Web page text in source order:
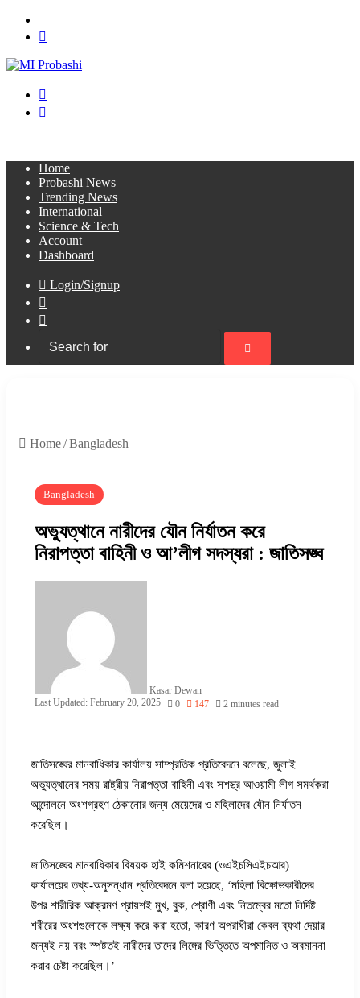
Home
Probashi News
Trending News
International
Science & Tech
Account
Dashboard
Login/Signup
Search
Home/Bangladesh
Bangladesh
অভ্যুত্থানে নারীদের যৌন নির্যাতন করে
নিরাপত্তা বাহিনী ও আ’লীগ সদস্যরা : জাতিসঙ্ঘ
Kasar Dewan
Last Updated: February 20, 2025
0 147 2 minutes read
জাতিসঙ্ঘের মানবাধিকার কার্যালয় সাম্প্রতিক প্রতিবেদনে বলেছে, জুলাই
অভ্যুত্থানের সময় রাষ্ট্রীয় নিরাপত্তা বাহিনী এবং সশস্ত্র আওয়ামী লীগ সমর্থকরা
আন্দোলনে অংশগ্রহণ ঠেকানোর জন্য মেয়েদের ও মহিলাদের যৌন নির্যাতন
করেছিল।
জাতিসঙ্ঘের মানবাধিকার বিষয়ক হাই কমিশনারের (ওএইচসিএইচআর)
কার্যালয়ের তথ্য-অনুসন্ধান প্রতিবেদনে বলা হয়েছে, ‘মহিলা বিক্ষোভকারীদের
উপর শারীরিক আক্রমণ প্রায়শই মুখ, বুক, শ্রোণী এবং নিতম্বের মতো নির্দিষ্ট
শরীরের অংশগুলোকে লক্ষ্য করে করা হতো, কারণ অপরাধীরা কেবল ব্যথা দেয়ার
জন্যই নয় বরং স্পষ্টতই নারীদের তাদের লিঙ্গের ভিত্তিতে অপমানিত ও অবমাননা
করার চেষ্টা করেছিল।’